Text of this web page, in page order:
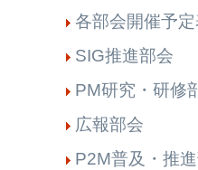
各部会開催予
SIG推進部会
PM研究・研修
広報部会
P2M普及・推